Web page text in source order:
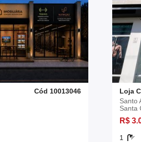
Cód 10013046
Loja
Santo
Santa
R$
1